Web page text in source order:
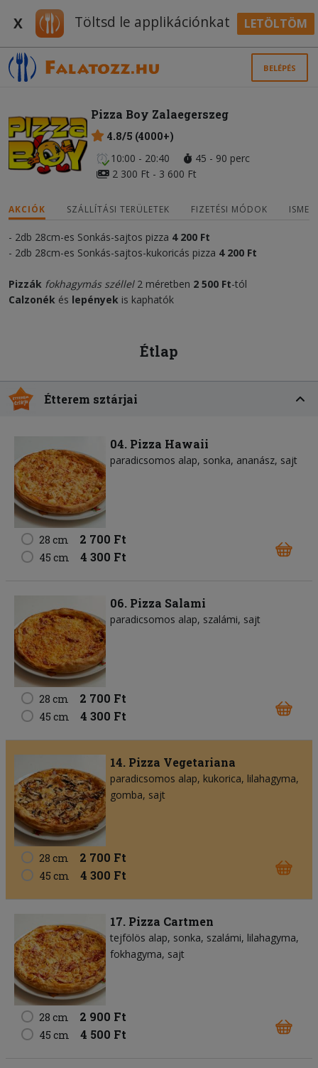
X Töltsd le applikációnkat LETÖLTÖM
BELÉPÉS
Pizza Boy Zalaegerszeg
4.8/5 (4000+)
10:00 - 20:40
45 - 90 perc
2 300 Ft - 3 600 Ft
AKCIÓK SZÁLLÍTÁSI TERÜLETEK FIZETÉSI MÓDOK
- 2db 28cm-es Sonkás-sajtos pizza 4 200 Ft
- 2db 28cm-es Sonkás-sajtos-kukoricás pizza 4 200 Ft
Pizzák fokhagymás széllel2 méretben 2 500 Ft-tól
Calzonék és lepények is kaphatók
Étlap
Étterem sztárjai
04. Pizza Hawaii
paradicsomos alap sonka ananász sajt
28 cm 2 700 Ft
45 cm 4 300 Ft
06. Pizza Salami
paradicsomos alap szalámi sajt
28 cm 2 700 Ft
45 cm 4 300 Ft
14. Pizza Vegetariana
paradicsomos alap kukorica lilahagyma
gomba sajt
28 cm 2 700 Ft
45 cm 4 300 Ft
17. Pizza Cartmen
tejfölös alap sonka szalámi lilahagyma
fokhagyma sajt
28 cm 2 900 Ft
45 cm 4 500 Ft